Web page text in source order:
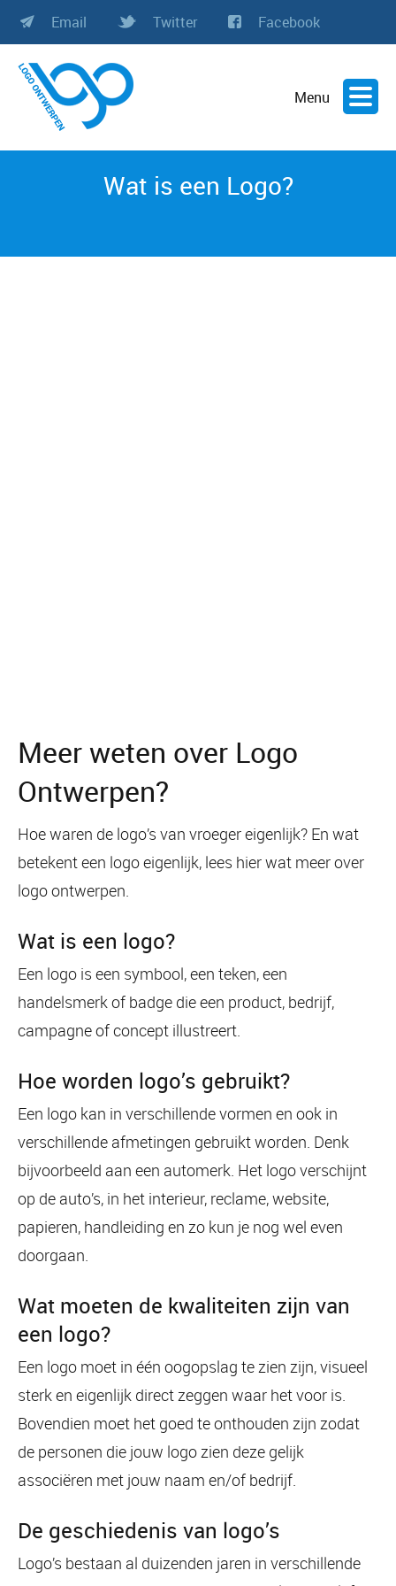
Facebook
Twitter
Email
Menu
Wat is een Logo?
Meer weten over Logo
Ontwerpen?
Hoe waren de logo’s van vroeger eigenlijk? En wat
betekent een logo eigenlijk, lees hier wat meer over
logo ontwerpen.
Wat is een logo?
Een logo is een symbool, een teken, een
handelsmerk of badge die een product, bedrijf,
campagne of concept illustreert.
Hoe worden logo’s gebruikt?
Een logo kan in verschillende vormen en ook in
verschillende afmetingen gebruikt worden. Denk
bijvoorbeeld aan een automerk. Het logo verschijnt
op de auto’s, in het interieur, reclame, website,
papieren, handleiding en zo kun je nog wel even
doorgaan.
Wat moeten de kwaliteiten zijn van
een logo?
Een logo moet in één oogopslag te zien zijn, visueel
sterk en eigenlijk direct zeggen waar het voor is.
Bovendien moet het goed te onthouden zijn zodat
de personen die jouw logo zien deze gelijk
associëren met jouw naam en/of bedrijf.
De geschiedenis van logo’s
Logo’s bestaan al duizenden jaren in verschillende